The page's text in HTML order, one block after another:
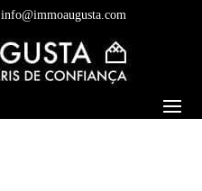
info@immoaugusta.com